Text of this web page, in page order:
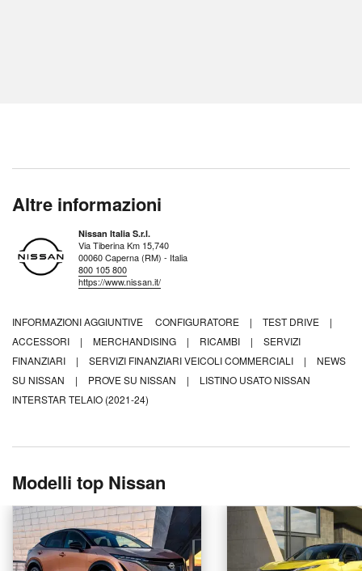
Altre informazioni
Nissan Italia S.r.l.
Via Tiberina Km 15,740
00060 Caperna (RM) - Italia
800 105 800
https://www.nissan.it/
INFORMAZIONI AGGIUNTIVE CONFIGURATORE | TEST DRIVE
|
ACCESSORI
| MERCHANDISING | RICAMBI |
SERVIZI
FINANZIARI
| SERVIZI FINANZIARI VEICOLI COMMERCIALI |
NEWS
SU NISSAN
| PROVE SU NISSAN |
LISTINO USATO NISSAN
INTERSTAR TELAIO (2021-24)
Modelli top Nissan